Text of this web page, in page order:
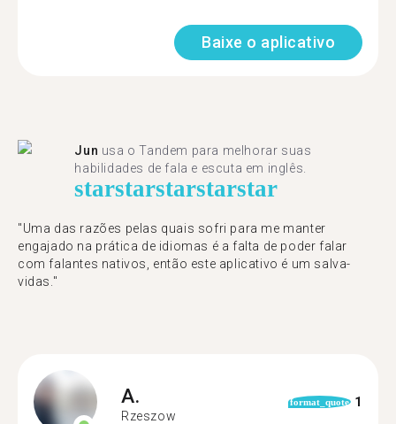
Baixe o aplicativo
Jun usa o Tandem para melhorar suas
habilidades de fala e escuta em inglês.
starstarstarstarstar
"Uma das razões pelas quais sofri para me manter
engajado na prática de idiomas é a falta de poder falar
com falantes nativos, então este aplicativo é um salva-
vidas."
A.
Rzeszow
format_quote 1